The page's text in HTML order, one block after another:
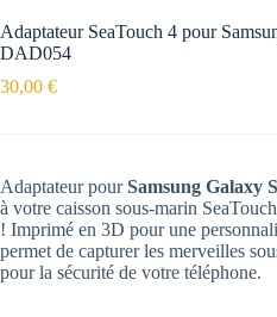
Adaptateur SeaTouch 4 pour
DAD054
30,00 €
Adaptateur pourSamsung Galaxy
à votre caisson sous-marin
! Imprimé en 3D pour une
permet de capturer les merveilles
pour la sécurité de votre téléphone.